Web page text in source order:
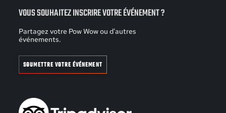
VOUS SOUHAITEZ INSCRIRE VOTRE ÉVÉNEMENT ?
Partagez votre Pow Wow ou d'autres
événements.
SOUMETTRE VOTRE ÉVÉNEMENT